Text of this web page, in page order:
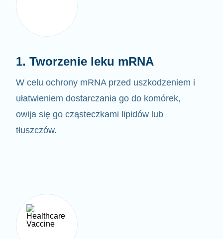
W celu ochrony mRNA przed uszkodzeniem i
ułatwieniem dostarczania go do komórek,
owija się go cząsteczkami lipidów lub
tłuszczów.